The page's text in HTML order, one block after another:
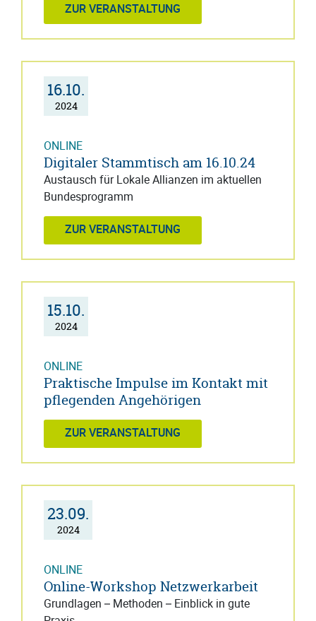
ZUR VERANSTALTUNG
16.10.
2024
ONLINE
Digitaler Stammtisch am 16.10.24
Austausch für Lokale Allianzen im aktuellen
Bundesprogramm
ZUR VERANSTALTUNG
15.10.
2024
ONLINE
Praktische Impulse im Kontakt mit
pflegenden Angehörigen
ZUR VERANSTALTUNG
23.09.
2024
ONLINE
Online-Workshop Netzwerkarbeit
Grundlagen – Methoden – Einblick in gute